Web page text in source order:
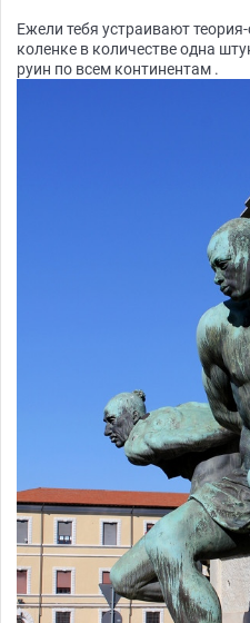
Ежели тебя устраивают
коленке в количестве одна
руин по всем континентам .